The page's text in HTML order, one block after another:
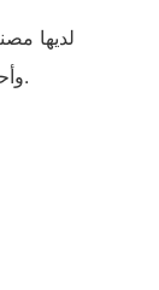
وأحجام الصناديق، وتوفر خدمات فعالة تغطي ما قبل البيع، وأثناء البيع، وما بعد البيع.